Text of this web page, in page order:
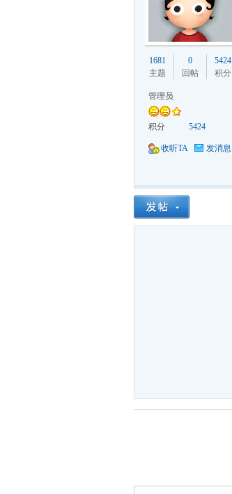
1681
主题
0
回帖
5424
积分
管理员
积分 5424
收听TA 发消息